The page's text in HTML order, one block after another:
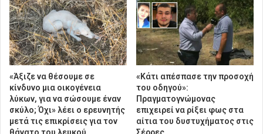
«Άξιζε να θέσουμε σε
κίνδυνο μια οικογένεια
λύκων, για να σώσουμε έναν
σκύλο; Όχι» λέει ο ερευνητής
μετά τις επικρίσεις για τον
«Κάτι απέσπασε την προσοχή
του οδηγού»:
Πραγματογνώμονας
επιχειρεί να ρίξει φως στα
αίτια του δυστυχήματος στις